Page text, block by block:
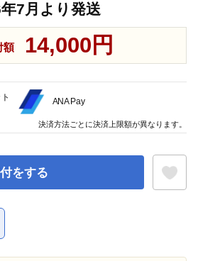
7月より発送
額 14,000円
をする
ANA Pay
決済方法ごとに決済上限額が異なります。